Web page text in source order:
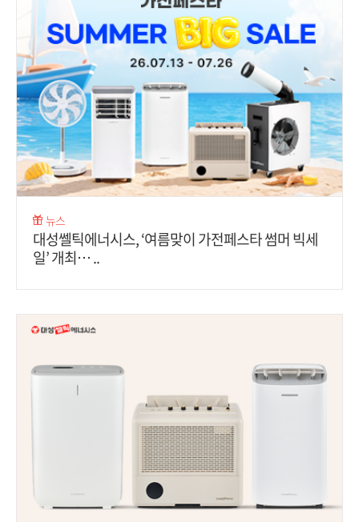
뉴스
대성쎌틱에너시스, ‘여름맞이 가전페스타 썸머 빅세
일’ 개최… ..